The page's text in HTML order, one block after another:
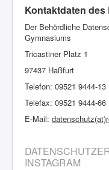
Kontaktdaten
Der Behördliche
Gymnasiums
Tricastiner Platz 1
97437 Haßfurt
Telefon: 09521 9444-13
Telefax: 09521 9444-66
E-Mail:
INSTAGRAM